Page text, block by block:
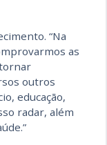
“Na
as
outros
educação,
radar, além